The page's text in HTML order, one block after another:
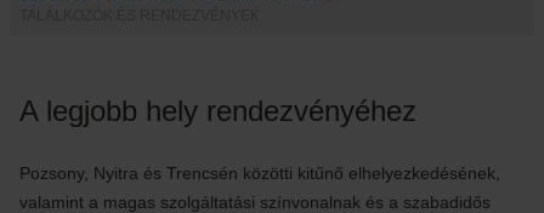
A legjobb hely rendezvényéhez
Pozsony, Nyitra és Trencsén közötti kitűnő elhelyezkedésének,
valamint a magas szolgáltatási színvonalnak és a szabadidős